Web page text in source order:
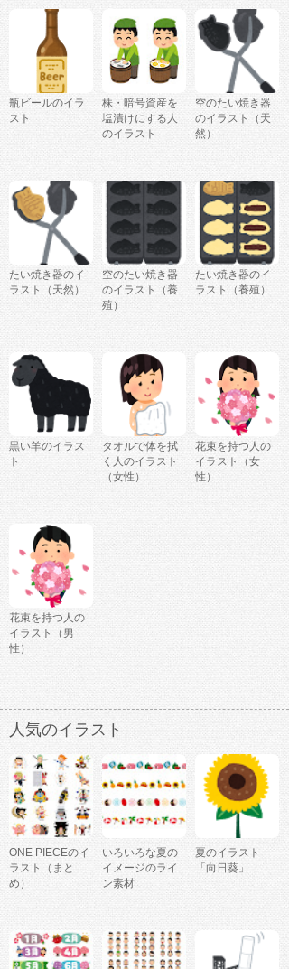
瓶ビールのイラ
スト
株・暗号資産を
塩漬けにする人
のイラスト
空のたい焼き器
のイラスト（天
然）
たい焼き器のイ
ラスト（天然）
空のたい焼き器
のイラスト（養
殖）
たい焼き器のイ
ラスト（養殖）
黒い羊のイラス
ト
タオルで体を拭
く人のイラスト
（女性）
花束を持つ人の
イラスト（女
性）
花束を持つ人の
イラスト（男
性）
人気のイラスト
ONE PIECEのイ
ラスト（まと
め）
いろいろな夏の
イメージのライ
ン素材
夏のイラスト
「向日葵」